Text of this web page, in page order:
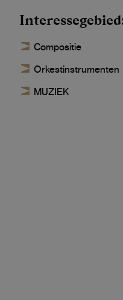
Interessegebied
Compositie
Orkestinstrumenten
MUZIEK